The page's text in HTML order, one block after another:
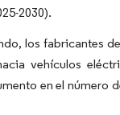
2030).
los fabricantes
vehículos
en el número